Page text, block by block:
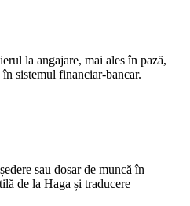
la angajare, mai ales în pază,
în sistemul financiar-bancar.
sau dosar de muncă în
de la Haga și traducere